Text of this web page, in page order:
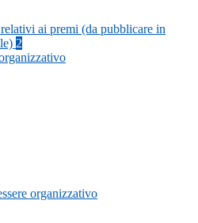
ai premi (da pubblicare in
2
organizzativo